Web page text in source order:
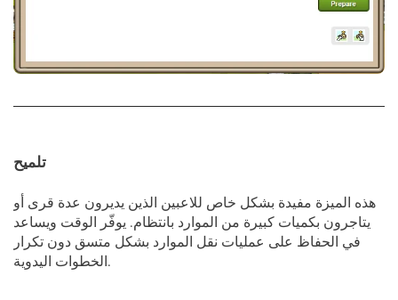
تلميح
هذه الميزة مفيدة بشكل خاص للاعبين الذين يديرون عدة قرى أو
يتاجرون بكميات كبيرة من الموارد بانتظام. يوفّر الوقت ويساعد
في الحفاظ على عمليات نقل الموارد بشكل متسق دون تكرار
الخطوات اليدوية.